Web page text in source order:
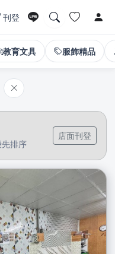
刊登
教育文具 服飾精品
排序
店面刊登